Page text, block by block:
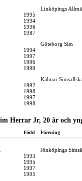
Linköpings
1995
1994
1996
1987
Göteborg Sim
1994
1997
1996
1999
Kalmar
1992
1998
1997
1998
Herrar Jr, 20 år och
Född Förening
Jönköpings
1993
1995
1997
1995